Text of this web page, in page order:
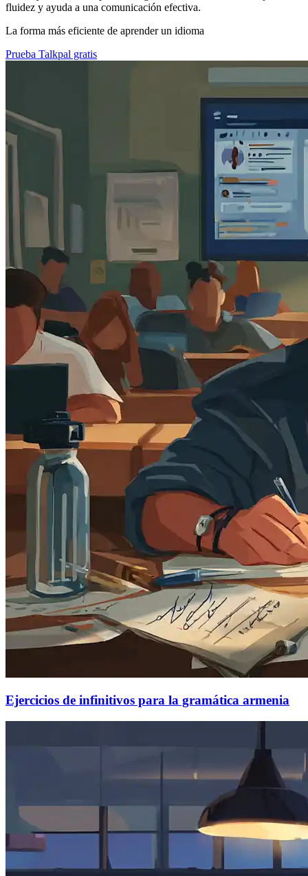
fluidez y ayuda a una comunicación efectiva.
La forma más eficiente de aprender un idioma
Prueba Talkpal gratis
Ejercicios de infinitivos para la gramática armenia